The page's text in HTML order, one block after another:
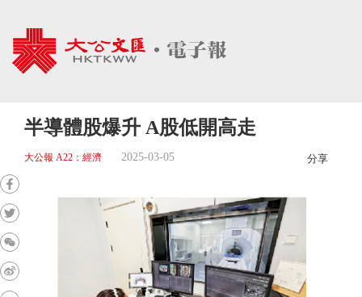
半導體股爆升 A股低開高走
大公報 A22：經濟 2025-03-05 分享